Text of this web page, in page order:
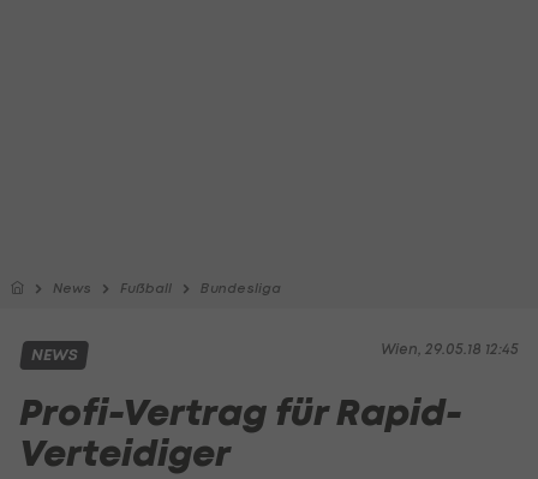
News Fußball Bundesliga
Wien, 29.05.18 12:45
NEWS
Profi-Vertrag für Rapid-
Verteidiger